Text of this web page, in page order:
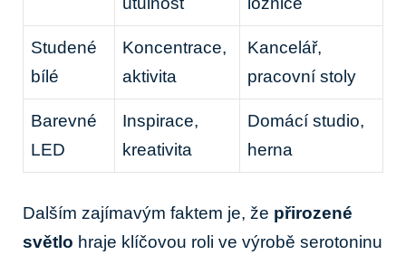
Studené
bílé
Koncentrace,
aktivita
Kancelář,
pracovní stoly
Barevné
LED
Inspirace,
kreativita
Domácí studio,
herna
Dalším zajímavým faktem je, že přirozené
světlo hraje klíčovou roli ve výrobě serotoninu